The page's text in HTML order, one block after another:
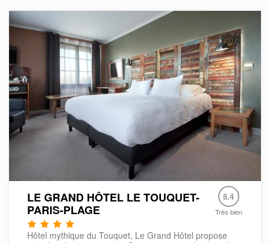
LE GRAND HÔTEL LE TOUQUET-
PARIS-PLAGE
8.4
Très bien
Hôtel mythique du Touquet, Le Grand Hôtel propose